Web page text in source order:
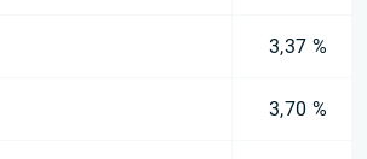
3,37 %
3,70 %